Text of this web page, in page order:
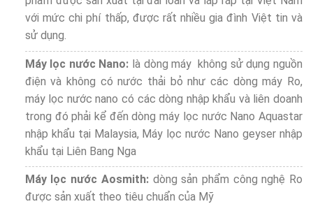
với mức chi phí thấp, được rất nhiều gia đình Việt tin và
sử dụng.
Máy lọc nước Nano: là dòng máy không sử dụng nguồn
điện và không có nước thải bỏ như các dòng máy Ro,
máy lọc nước nano có các dòng nhập khẩu và liên doanh
trong đó phải kể đến dòng máy lọc nước Nano Aquastar
nhập khẩu tại Malaysia, Máy lọc nước Nano geyser nhập
khẩu tại Liên Bang Nga
Máy lọc nước Aosmith:dòng sản phẩm công nghệ Ro
được sản xuất theo tiêu chuẩn của Mỹ